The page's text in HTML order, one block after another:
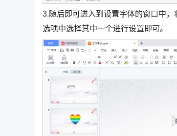
3.随后即可进入到设置字体的窗口中
选项中选择其中一个进行设置即可。